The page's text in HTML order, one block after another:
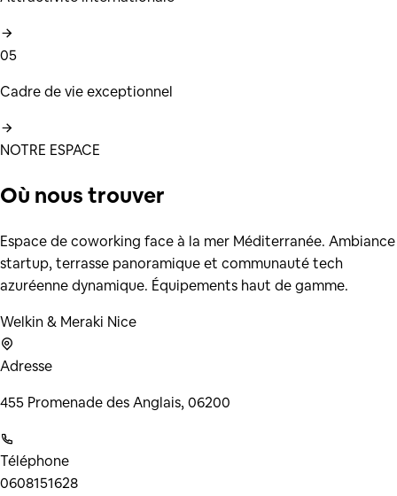
05
Cadre de vie exceptionnel
NOTRE ESPACE
Où noustrouver
Espace de coworking face à la mer Méditerranée. Ambiance
startup, terrasse panoramique et communauté tech
azuréenne dynamique. Équipements haut de gamme.
Welkin & Meraki Nice
Adresse
455 Promenade des Anglais, 06200
Téléphone
0608151628